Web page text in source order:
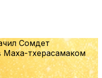
Сомдет
Маха-тхерасамаком